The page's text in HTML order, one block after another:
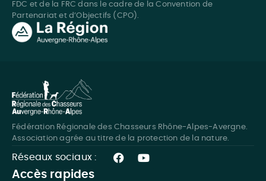
FDC et de la FRC dans le cadre de la Convention de
Partenariat et d’Objectifs (CPO).
Fédération Régionale des Chasseurs Rhône-Alpes-Avergne.
Association agrée au titre de la protection de la nature.
Réseaux sociaux :
Accès rapides